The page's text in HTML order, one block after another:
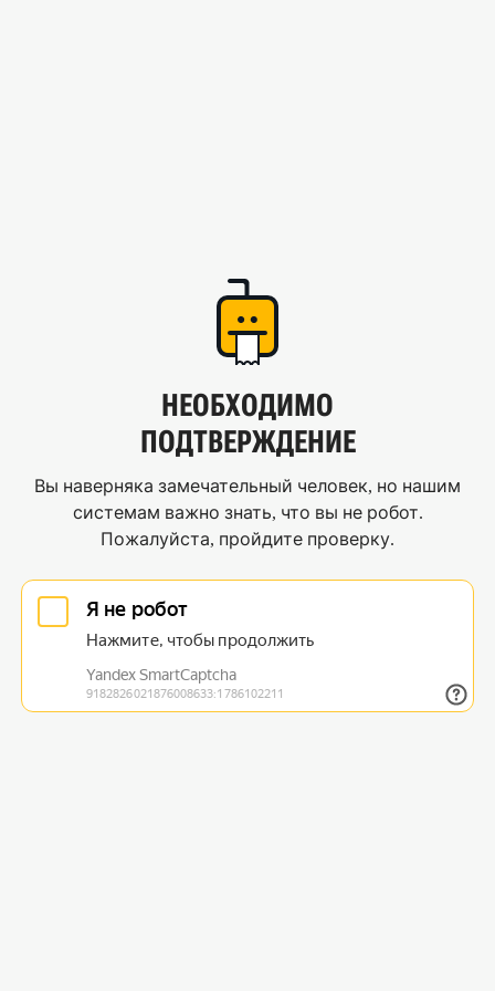
НЕОБХОДИМО
ПОДТВЕРЖДЕНИЕ
Вы наверняка замечательный человек, но нашим
системам важно знать, что вы не робот.
Пожалуйста, пройдите проверку.